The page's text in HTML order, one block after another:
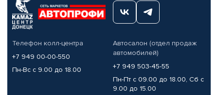
Телефон колл-центра
+7 949 00-00-550
Пн-Вс с 9.00 до 18.00
Автосалон (отдел продаж
автомобилей)
+7 949 503-45-55
Пн-Пт с 09.00 до 18.00, Сб с
9.00 до 15.00